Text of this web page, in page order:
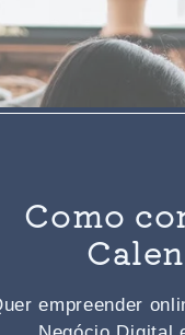
Como
empreender